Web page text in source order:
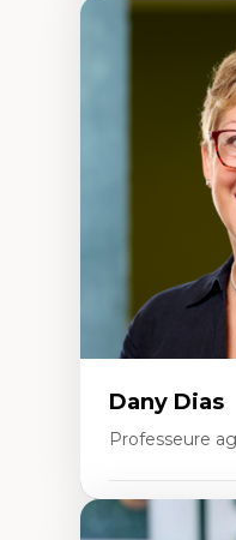
technologies
Données
Bioart,
Histoire
technologies
Résistances
Internet des
artificielle,
hautes
Féminismes et
Dany Dias
Professeure